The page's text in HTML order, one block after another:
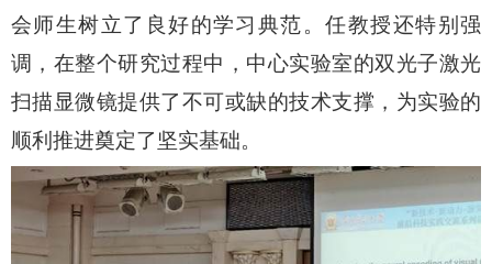
会师生树立了良好的学习典范。任教授还特别强
调，在整个研究过程中，中心实验室的双光子激光
扫描显微镜提供了不可或缺的技术支撑，为实验的
顺利推进奠定了坚实基础。